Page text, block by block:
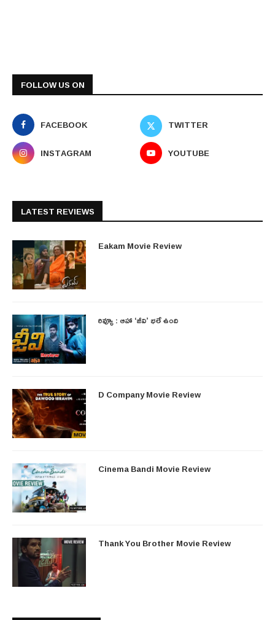
FOLLOW US ON
FACEBOOK
TWITTER
INSTAGRAM
YOUTUBE
LATEST REVIEWS
Eakam Movie Review
రివ్యూ : ఆహా ‘జీవి’ భలే ఉంది
D Company Movie Review
Cinema Bandi Movie Review
Thank You Brother Movie Review